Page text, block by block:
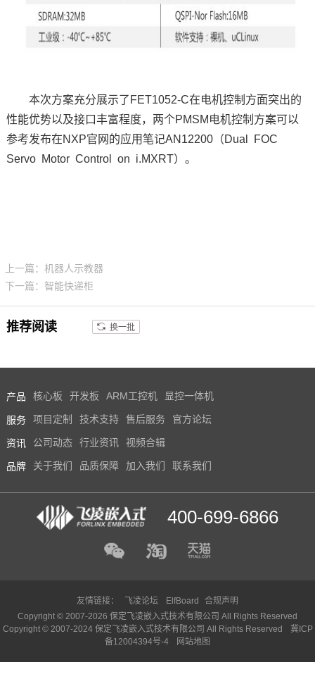
本次方案充分展示了FET1052-C在电机控制方面突出的
性能优势以及接口丰富程度，两个PMSM电机控制方案可以
参考发布在NXP官网的应用笔记AN12200（Dual FOC
Servo Motor Control on i.MXRT）。
上一篇：机器人示教器
下一篇：智能快递柜
推荐阅读 换一批
产品 核心板 开发板 ARM工控机 显控一体机
服务 项目定制 技术支持 售后服务 官方论坛
资讯 公司动态 行业资讯 视频合辑
品牌 关于我们 品质保障 加入我们 联系我们
400-699-6866
友情链接： 飞凌论坛 ElfBoard
合规声明
Copyright © 2007-2026 保定飞凌嵌入式技术有限公司 All Rights Reserved
Copyright © 2007-2024 保定飞凌嵌入式技术有限公司 All Rights Reserved
冀ICP
备12004394号-4
网站地图